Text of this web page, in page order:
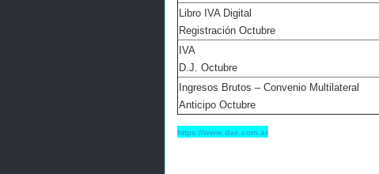
Libro IVA Digital
Registración Octubre
IVA
D.J. Octubre
Ingresos Brutos – Convenio Multilateral
Anticipo Octubre
https://www.dae.com.ar